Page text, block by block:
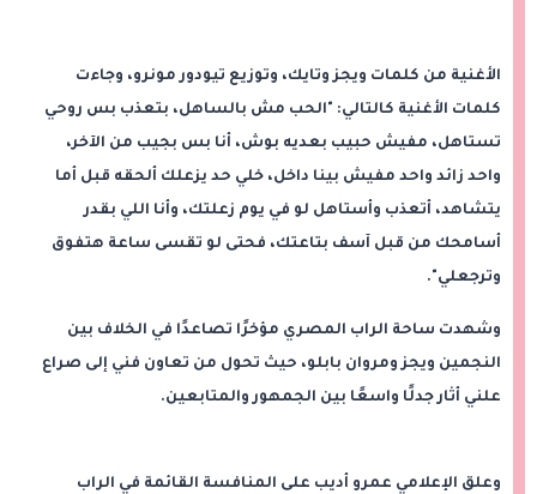
الأغنية من كلمات ويجز وتايك، وتوزيع تيودور مونرو، وجاءت
كلمات الأغنية كالتالي: "الحب مش بالساهل، بتعذب بس روحي
تستاهل، مفيش حبيب بعديه بوش، أنا بس بجيب من الآخر،
واحد زائد واحد مفيش بينا داخل، خلي حد يزعلك ألحقه قبل أما
يتشاهد، أتعذب وأستاهل لو في يوم زعلتك، وأنا اللي بقدر
أسامحك من قبل آسف بتاعتك، فحتى لو تقسى ساعة هتفوق
وترجعلي".
وشهدت ساحة الراب المصري مؤخرًا تصاعدًا في الخلاف بين
النجمين ويجز ومروان بابلو، حيث تحول من تعاون فني إلى صراع
علني أثار جدلًا واسعًا بين الجمهور والمتابعين.
وعلق الإعلامي عمرو أديب على المنافسة القائمة في الراب